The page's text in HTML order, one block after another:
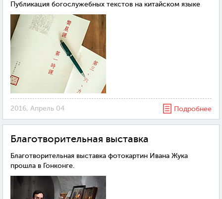
Публикация богослужебных текстов на китайском языке
2016, Апрель 04 Подробнее
Благотворительная выставка
Благотворительная выставка фотокартин Ивана Жука
прошла в Гонконге.